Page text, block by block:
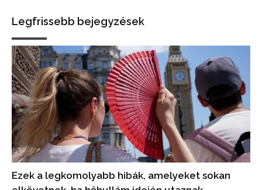
Legfrissebb bejegyzések
Ezek a legkomolyabb hibák, amelyeket sokan